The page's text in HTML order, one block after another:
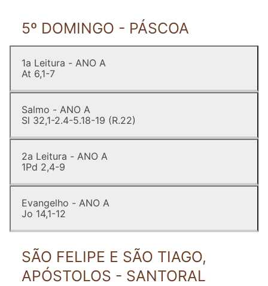
5º DOMINGO - PÁSCOA
1a Leitura - ANO A
At 6,1-7
Salmo - ANO A
Sl 32,1-2.4-5.18-19 (R.22)
2a Leitura - ANO A
1Pd 2,4-9
Evangelho - ANO A
Jo 14,1-12
SÃO FELIPE E SÃO TIAGO,
APÓSTOLOS - SANTORAL